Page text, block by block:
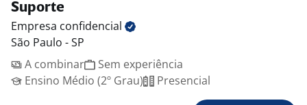
Suporte
Empresa confidencial
São Paulo - SP
A combinar
Sem experiência
Ensino Médio (2º Grau)
Presencial